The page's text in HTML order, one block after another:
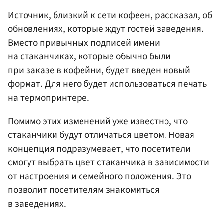
Источник, близкий к сети кофеен, рассказал, об
обновлениях, которые ждут гостей заведения.
Вместо привычных подписей имени
на стаканчиках, которые обычно были
при заказе в кофейни, будет введен новый
формат. Для него будет использоваться печать
на термопринтере.
Помимо этих изменений уже известно, что
стаканчики будут отличаться цветом. Новая
концепция подразумевает, что посетители
смогут выбрать цвет стаканчика в зависимости
от настроения и семейного положения. Это
позволит посетителям знакомиться
в заведениях.